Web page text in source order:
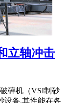
立轴冲击
碎机（VSI制砂
设备,其性能在各